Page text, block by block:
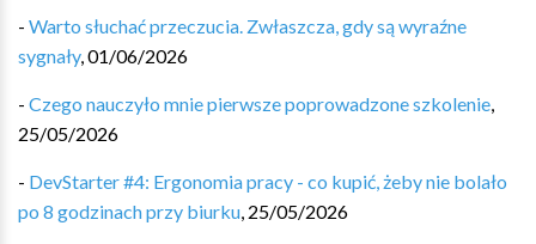
- Warto słuchać przeczucia. Zwłaszcza, gdy są wyraźne
sygnały,01/06/2026
- Czego nauczyło mnie pierwsze poprowadzone szkolenie,
25/05/2026
- DevStarter #4: Ergonomia pracy - co kupić, żeby nie bolało
po 8 godzinach przy biurku, 25/05/2026